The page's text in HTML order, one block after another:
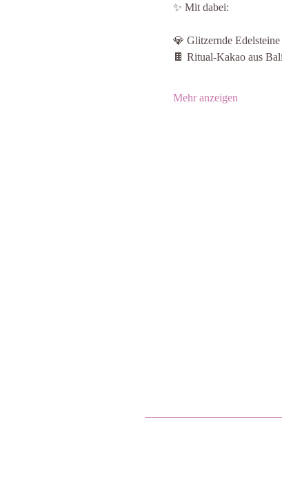
✨ Mit dabei:
💎 Glitzernde
🍫 Ritual-Kakao aus Bali
Mehr anzeigen